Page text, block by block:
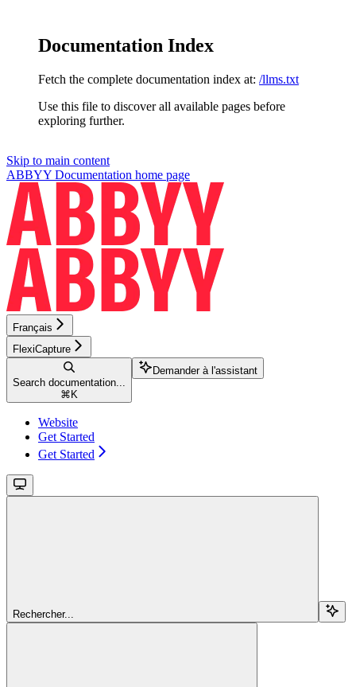
Documentation Index
Fetch the complete documentation index at: /llms.txt
Use this file to discover all available pages before
exploring further.
Skip to main content
ABBYY Documentation home page
Français
FlexiCapture
Search documentation...
⌘ K
Demander à l'assistant
Website
Get Started
Get Started
Rechercher...